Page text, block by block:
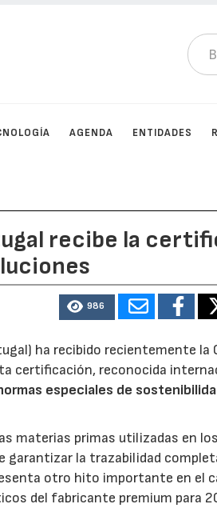
AGENDA ENTIDADES
recibe la
986
ha recibido recientemente la
certificación, reconocida
especiales de
materias primas utilizadas en
la trazabilidad
otro hito importante en el
del fabricante premium para